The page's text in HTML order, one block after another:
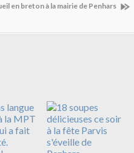
en breton à la mairie de Penhars